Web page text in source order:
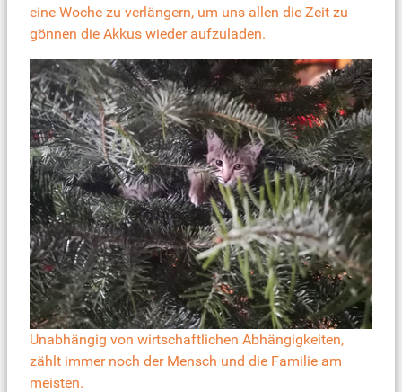
eine Woche zu verlängern, um uns allen die Zeit zu
gönnen die Akkus wieder aufzuladen.
Unabhängig von wirtschaftlichen Abhängigkeiten,
zählt immer noch der Mensch und die Familie am
meisten.